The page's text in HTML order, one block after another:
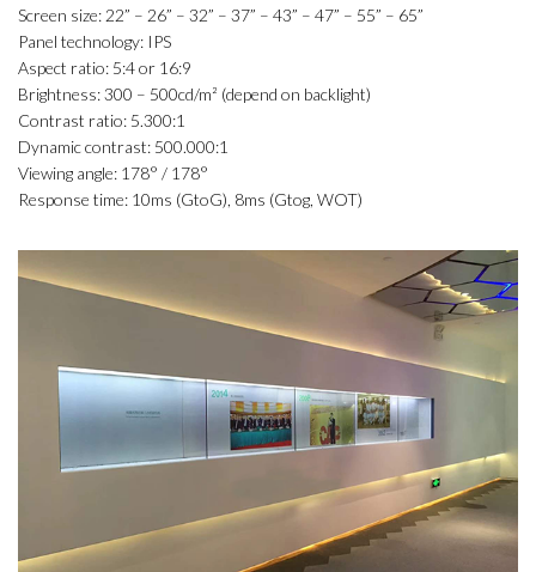
Screen size: 22” – 26” – 32” – 37” – 43” – 47” – 55” – 65”
Panel technology: IPS
Aspect ratio: 5:4 or 16:9
Brightness: 300 – 500cd/m² (depend on backlight)
Contrast ratio: 5.300:1
Dynamic contrast: 500.000:1
Viewing angle: 178° / 178°
Response time: 10ms (GtoG), 8ms (Gtog, WOT)